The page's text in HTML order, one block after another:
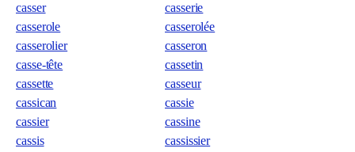
casser
casserie
casserole
casserolée
casserolier
casseron
casse-tête
cassetin
cassette
casseur
cassican
cassie
cassier
cassine
cassis
cassissier